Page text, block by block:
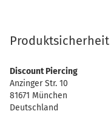
Discount Piercing
Anzinger Str. 10
81671 München
Deutschland